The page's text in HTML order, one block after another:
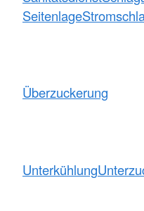
Seitenlage
Überzuckerung
Unterkühlung